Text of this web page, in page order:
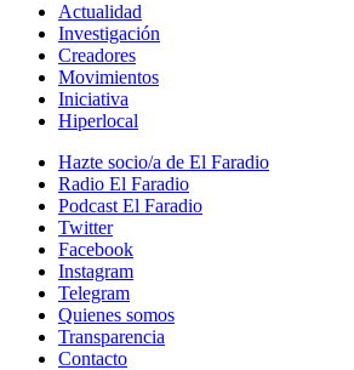
Actualidad
Investigación
Creadores
Movimientos
Iniciativa
Hiperlocal
Hazte socio/a de El Faradio
Radio El Faradio
Podcast El Faradio
Twitter
Facebook
Instagram
Telegram
Quienes somos
Transparencia
Contacto